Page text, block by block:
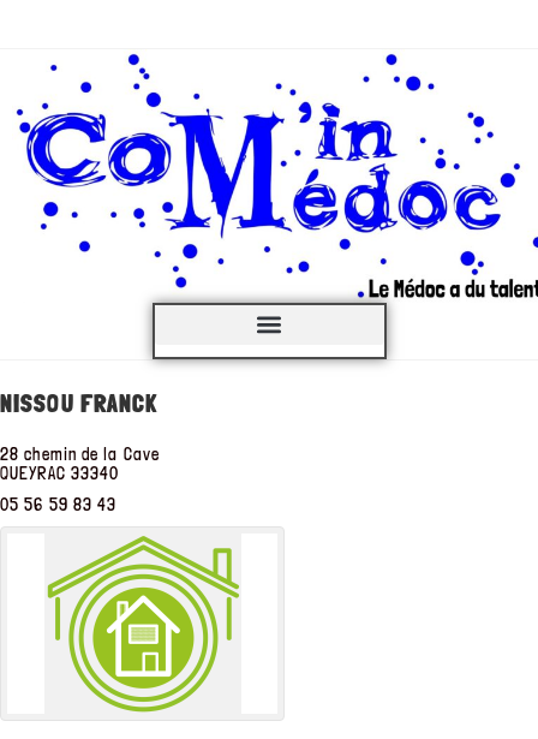
NISSOU FRANCK
28 chemin de la Cave
QUEYRAC 33340
05 56 59 83 43